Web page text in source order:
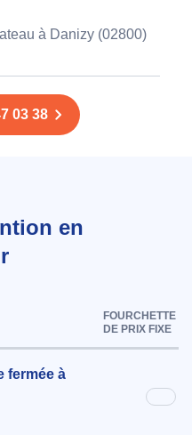
à Danizy (02800)
03 38
en
FOURCHETTE
DE PRIX FIXE
fermée à